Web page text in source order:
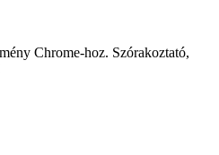
Chrome-hoz. Szórakoztató,